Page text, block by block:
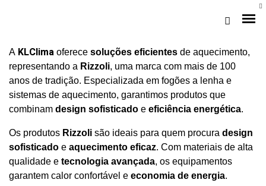
Loja Braga (Sede)
A KLClima oferece soluções eficientes de aquecimento,
representando a Rizzoli, uma marca com mais de 100
anos de tradição. Especializada em fogões a lenha e
sistemas de aquecimento, garantimos produtos que
combinam design sofisticado e eficiência energética.
Os produtos Rizzoli são ideais para quem procura design
sofisticado e aquecimento eficaz. Com materiais de alta
qualidade e tecnologia avançada, os equipamentos
garantem calor confortável e economia de energia.